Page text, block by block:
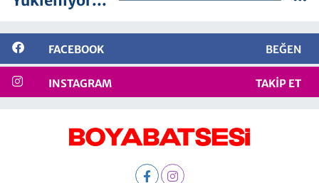
FACEBOOK BEĞEN
INSTAGRAM TAKIP ET